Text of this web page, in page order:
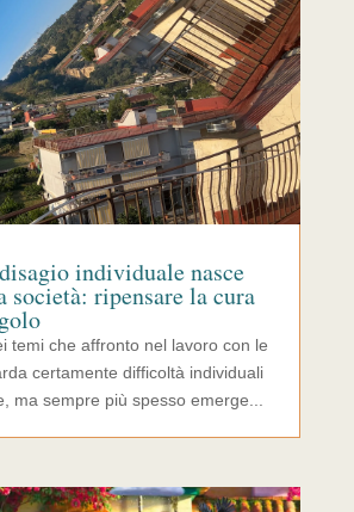
individuale nasce
società: ripensare la cura
temi che affronto nel lavoro con le
certamente difficoltà individuali
ma sempre più spesso emerge...